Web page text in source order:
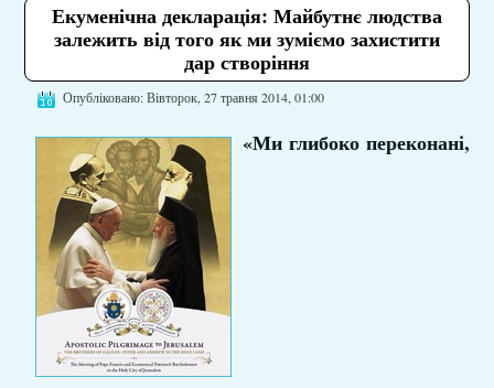
Екуменічна декларація: Майбутнє людства
залежить від того як ми зуміємо захистити
дар створіння
Опубліковано: Вівторок, 27 травня 2014, 01:00
«Ми глибоко переконані,